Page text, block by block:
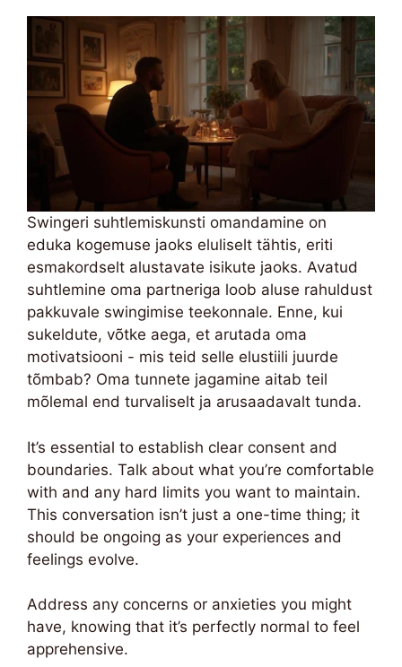
Swingeri suhtlemiskunsti omandamine on
eduka kogemuse jaoks eluliselt tähtis, eriti
esmakordselt alustavate isikute jaoks. Avatud
suhtlemine oma partneriga loob aluse rahuldust
pakkuvale swingimise teekonnale. Enne, kui
sukeldute, võtke aega, et arutada oma
motivatsiooni - mis teid selle elustiili juurde
tõmbab? Oma tunnete jagamine aitab teil
mõlemal end turvaliselt ja arusaadavalt tunda.
It’s essential to establish clear consent and
boundaries. Talk about what you’re comfortable
with and any hard limits you want to maintain.
This conversation isn’t just a one-time thing; it
should be ongoing as your experiences and
feelings evolve.
Address any concerns or anxieties you might
have, knowing that it’s perfectly normal to feel
apprehensive.